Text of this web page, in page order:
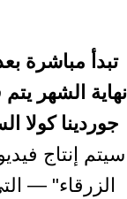
تبدأ مباشرة
نهاية الشهر
جوردينا كولا
سيتم إنتاج
الزرقاء" —